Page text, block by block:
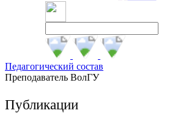
Педагогический состав
Преподаватель ВолГУ
Публикации